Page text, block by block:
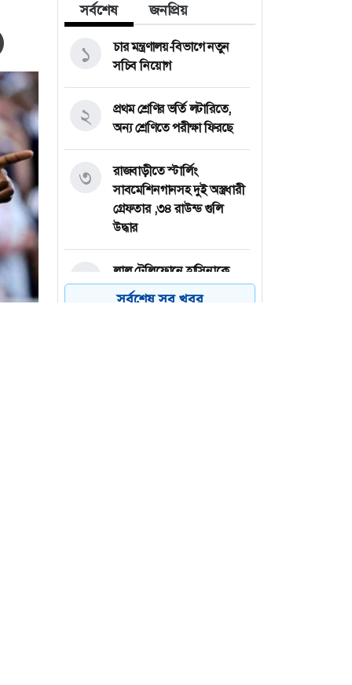
সর্বশেষ জনপ্রিয়
চার মন্ত্রণালয়-বিভাগে নতুন
সচিব নিয়োগ
১
প্রথম শ্রেণির ভর্তি লটারিতে,
অন্য শ্রেণিতে পরীক্ষা ফিরছে
২
রাজবাড়ীতে স্টার্লিং
সাবমেশিনগানসহ দুই অস্ত্রধারী
গ্রেফতার ,৩৪ রাউন্ড গুলি
উদ্ধার
৩
লাল টেলিফোনে হাসিনাকে
দেশে আসতে বললেন জুলাই
৪
সর্বশেষ সব খবর